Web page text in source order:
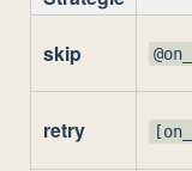
skip
retry